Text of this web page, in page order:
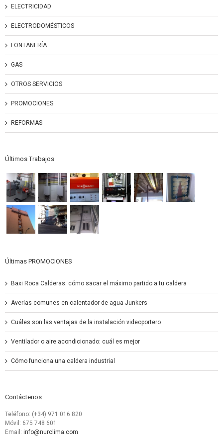
ELECTRICIDAD
ELECTRODOMÉSTICOS
FONTANERÍA
GAS
OTROS SERVICIOS
PROMOCIONES
REFORMAS
Últimos Trabajos
Últimas PROMOCIONES
Baxi Roca Calderas: cómo sacar el máximo partido a tu caldera
Averías comunes en calentador de agua Junkers
Cuáles son las ventajas de la instalación videoportero
Ventilador o aire acondicionado: cuál es mejor
Cómo funciona una caldera industrial
Contáctenos
Teléfono: (+34) 971 016 820
Móvil: 675 748 601
Email: info@nurclima.com